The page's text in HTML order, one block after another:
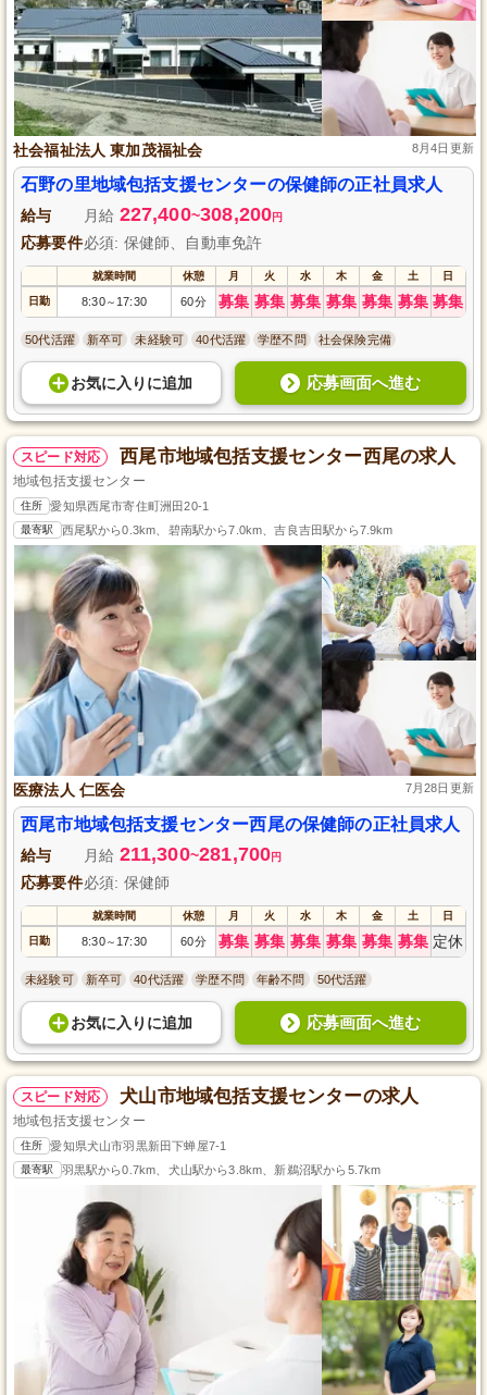
社会福祉法人 東加茂福祉会 8月4日更新
石野の里地域包括支援センターの保健師の正社員求人
給与 月給 227,400~308,200円
応募要件必須: 保健師、自動車免許
就業時間 休憩 月 火 水 木 金 土 日
日勤 8:30～ 17:30 60分 募集 募集 募集 募集 募集 募集 募集
50代活躍 新卒可 未経験可 40代活躍 学歴不問 社会保険完備
お気に入り に追加 応募画面へ進む
スピード対応 西尾市地域包括支援センター西尾の求人
地域包括支援センター
住所 愛知県西尾市寄住町洲田20-1
最寄駅 西尾駅から0.3km、碧南駅から7.0km、吉良吉田駅から7.9km
医療法人 仁医会 7月28日更新
西尾市地域包括支援センター西尾の保健師の正社員求人
給与 月給 211,300~281,700円
応募要件必須: 保健師
就業時間 休憩 月 火 水 木 金 土 日
日勤 8:30～ 17:30 60分 募集 募集 募集 募集 募集 募集 定休
未経験可 新卒可 40代活躍 学歴不問 年齢不問 50代活躍
お気に入り に追加 応募画面へ進む
スピード対応 犬山市地域包括支援センターの求人
地域包括支援センター
住所 愛知県犬山市羽黒新田下蝉屋7-1
最寄駅 羽黒駅から0.7km、犬山駅から3.8km、新鵜沼駅から5.7km